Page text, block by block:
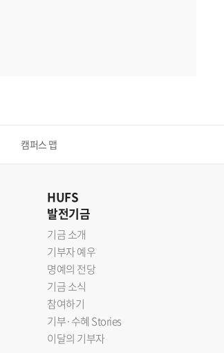
캠퍼스 맵
HUFS
발전기금
기금 소개
기부자 예우
명예의 전당
기금 소식
참여하기
기부·수혜 Stories
이달의 기부자